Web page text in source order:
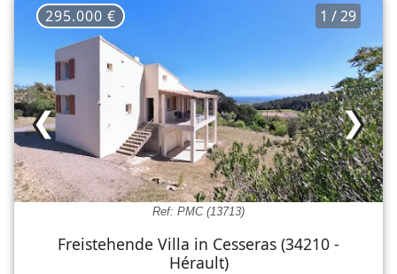
Ref: PMC (13713)
1 / 29
❯
❮
295.000 €
Freistehende Villa in Cesseras (34210 -
Hérault)